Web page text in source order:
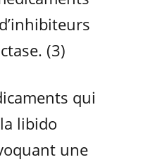
(3)
qui
libido
une